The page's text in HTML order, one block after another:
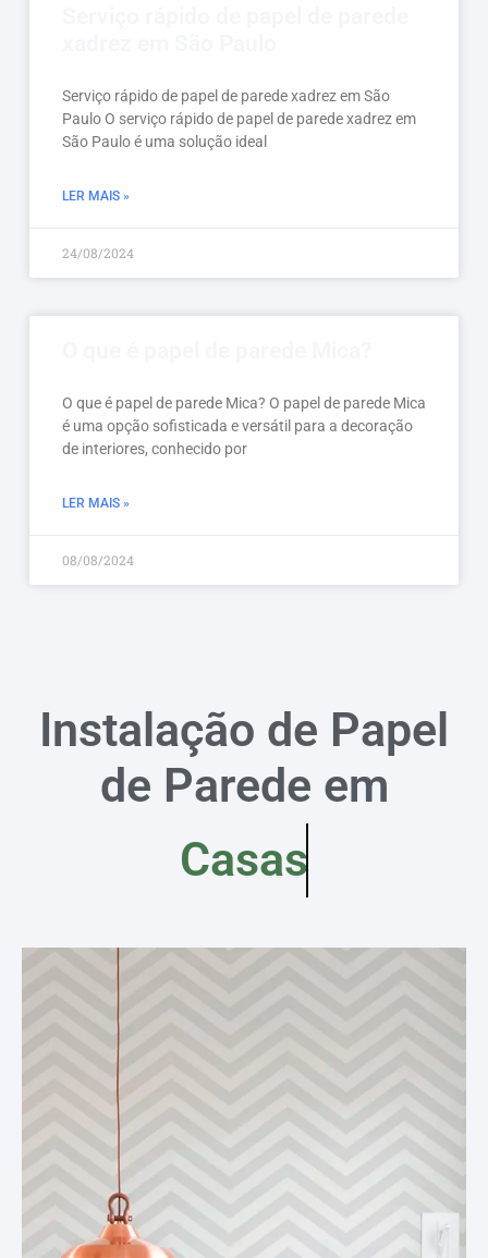
Serviço rápido de papel de parede xadrez em São
Paulo O serviço rápido de papel de parede xadrez em
São Paulo é uma solução ideal
LER MAIS »
24/08/2024
O que é papel de parede Mica? O papel de parede Mica
é uma opção sofisticada e versátil para a decoração
de interiores, conhecido por
LER MAIS »
08/08/2024
Instalação de Papel
de Parede em
Casas